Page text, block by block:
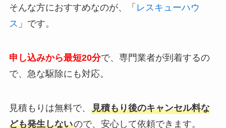
そんな方におすすめなのが、「 レスキューハウ
ス 」です。
申し込みから最短20分で、専門業者が到着するの
で、急な駆除にも対応。
見積もりは無料で、 見積もり後のキャンセル料な
ども発生しないので、安心して依頼できます。